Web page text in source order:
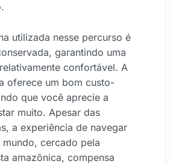
utilizada nesse percurso é
garantindo uma
confortável. A
oferece um bom custo-
que você aprecie a
muito. Apesar das
a experiência de navegar
cercado pela
amazônica, compensa